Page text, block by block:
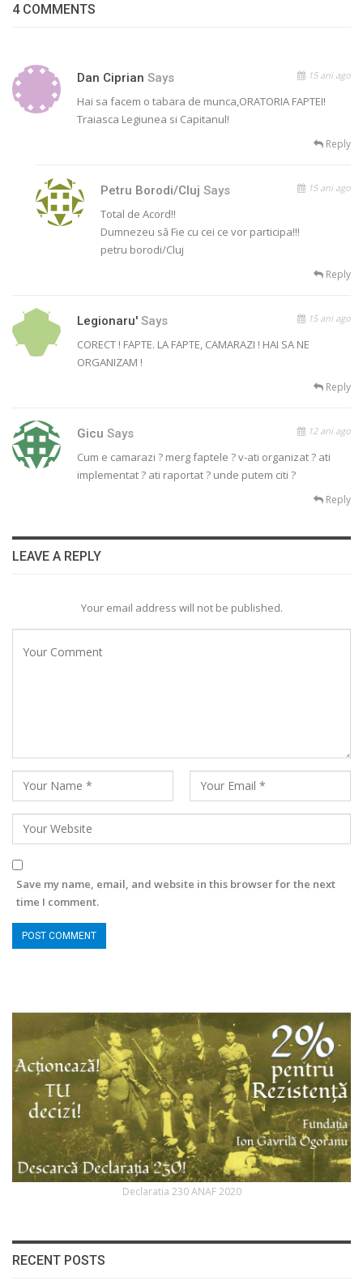
4 COMMENTS
Dan Ciprian Says 15 ani ago
Hai sa facem o tabara de munca,ORATORIA FAPTEI!
Traiasca Legiunea si Capitanul!
Reply
Petru Borodi/ClujSays 15 ani ago
Total de Acord!!
Dumnezeu să Fie cu cei ce vor participa!!!
petru borodi/Cluj
Reply
Legionaru' Says 15 ani ago
CORECT ! FAPTE. LA FAPTE, CAMARAZI ! HAI SA NE
ORGANIZAM !
Reply
Gicu Says 12 ani ago
Cum e camarazi ? merg faptele ? v-ati organizat ? ati
implementat ? ati raportat ? unde putem citi ?
Reply
LEAVE A REPLY
Your email address will not be published.
Save my name, email, and website in this browser for the next
time I comment.
Declaratia 230 ANAF 2020
RECENT POSTS